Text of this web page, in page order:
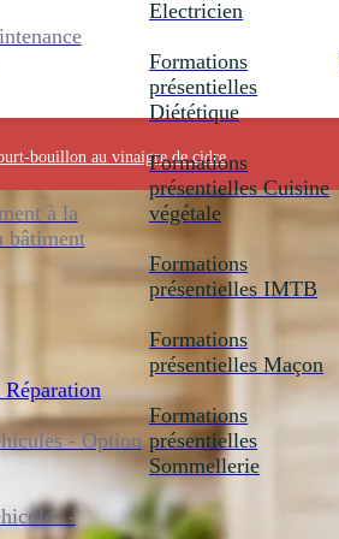
à la
bâtiment
- Option
-
Electricien
Formations
présentielles
Diététique
Formations
présentielles Cuisine
végétale
Formations
présentielles IMTB
Formations
présentielles Maçon
Formations
présentielles
Sommellerie
bouillon au vinaigre de cidre